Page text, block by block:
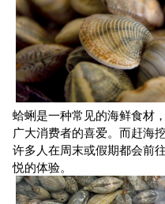
蛤蜊是一种常见的海鲜食材
广大消费者的喜爱。而赶海
许多人在周末或假期都会前
悦的体验。